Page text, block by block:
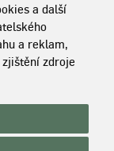
a další
a reklam,
zdroje
používání